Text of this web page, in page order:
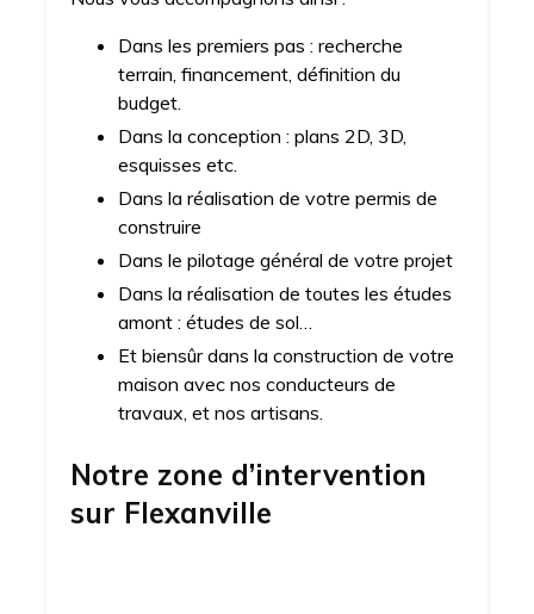
Dans les premiers pas : recherche
terrain, financement, définition du
budget.
Dans la conception : plans 2D, 3D,
esquisses etc.
Dans la réalisation de votre permis de
construire
Dans le pilotage général de votre projet
Dans la réalisation de toutes les études
amont : études de sol…
Et biensûr dans la construction de votre
maison avec nos conducteurs de
travaux, et nos artisans.
Notre zone d’intervention
sur Flexanville